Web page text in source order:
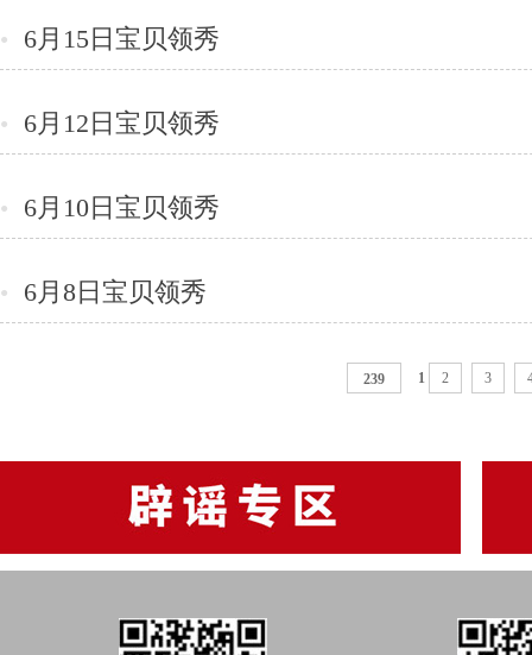
● 6月15日宝贝领秀
● 6月12日宝贝领秀
● 6月10日宝贝领秀
● 6月8日宝贝领秀
239 1 2 3